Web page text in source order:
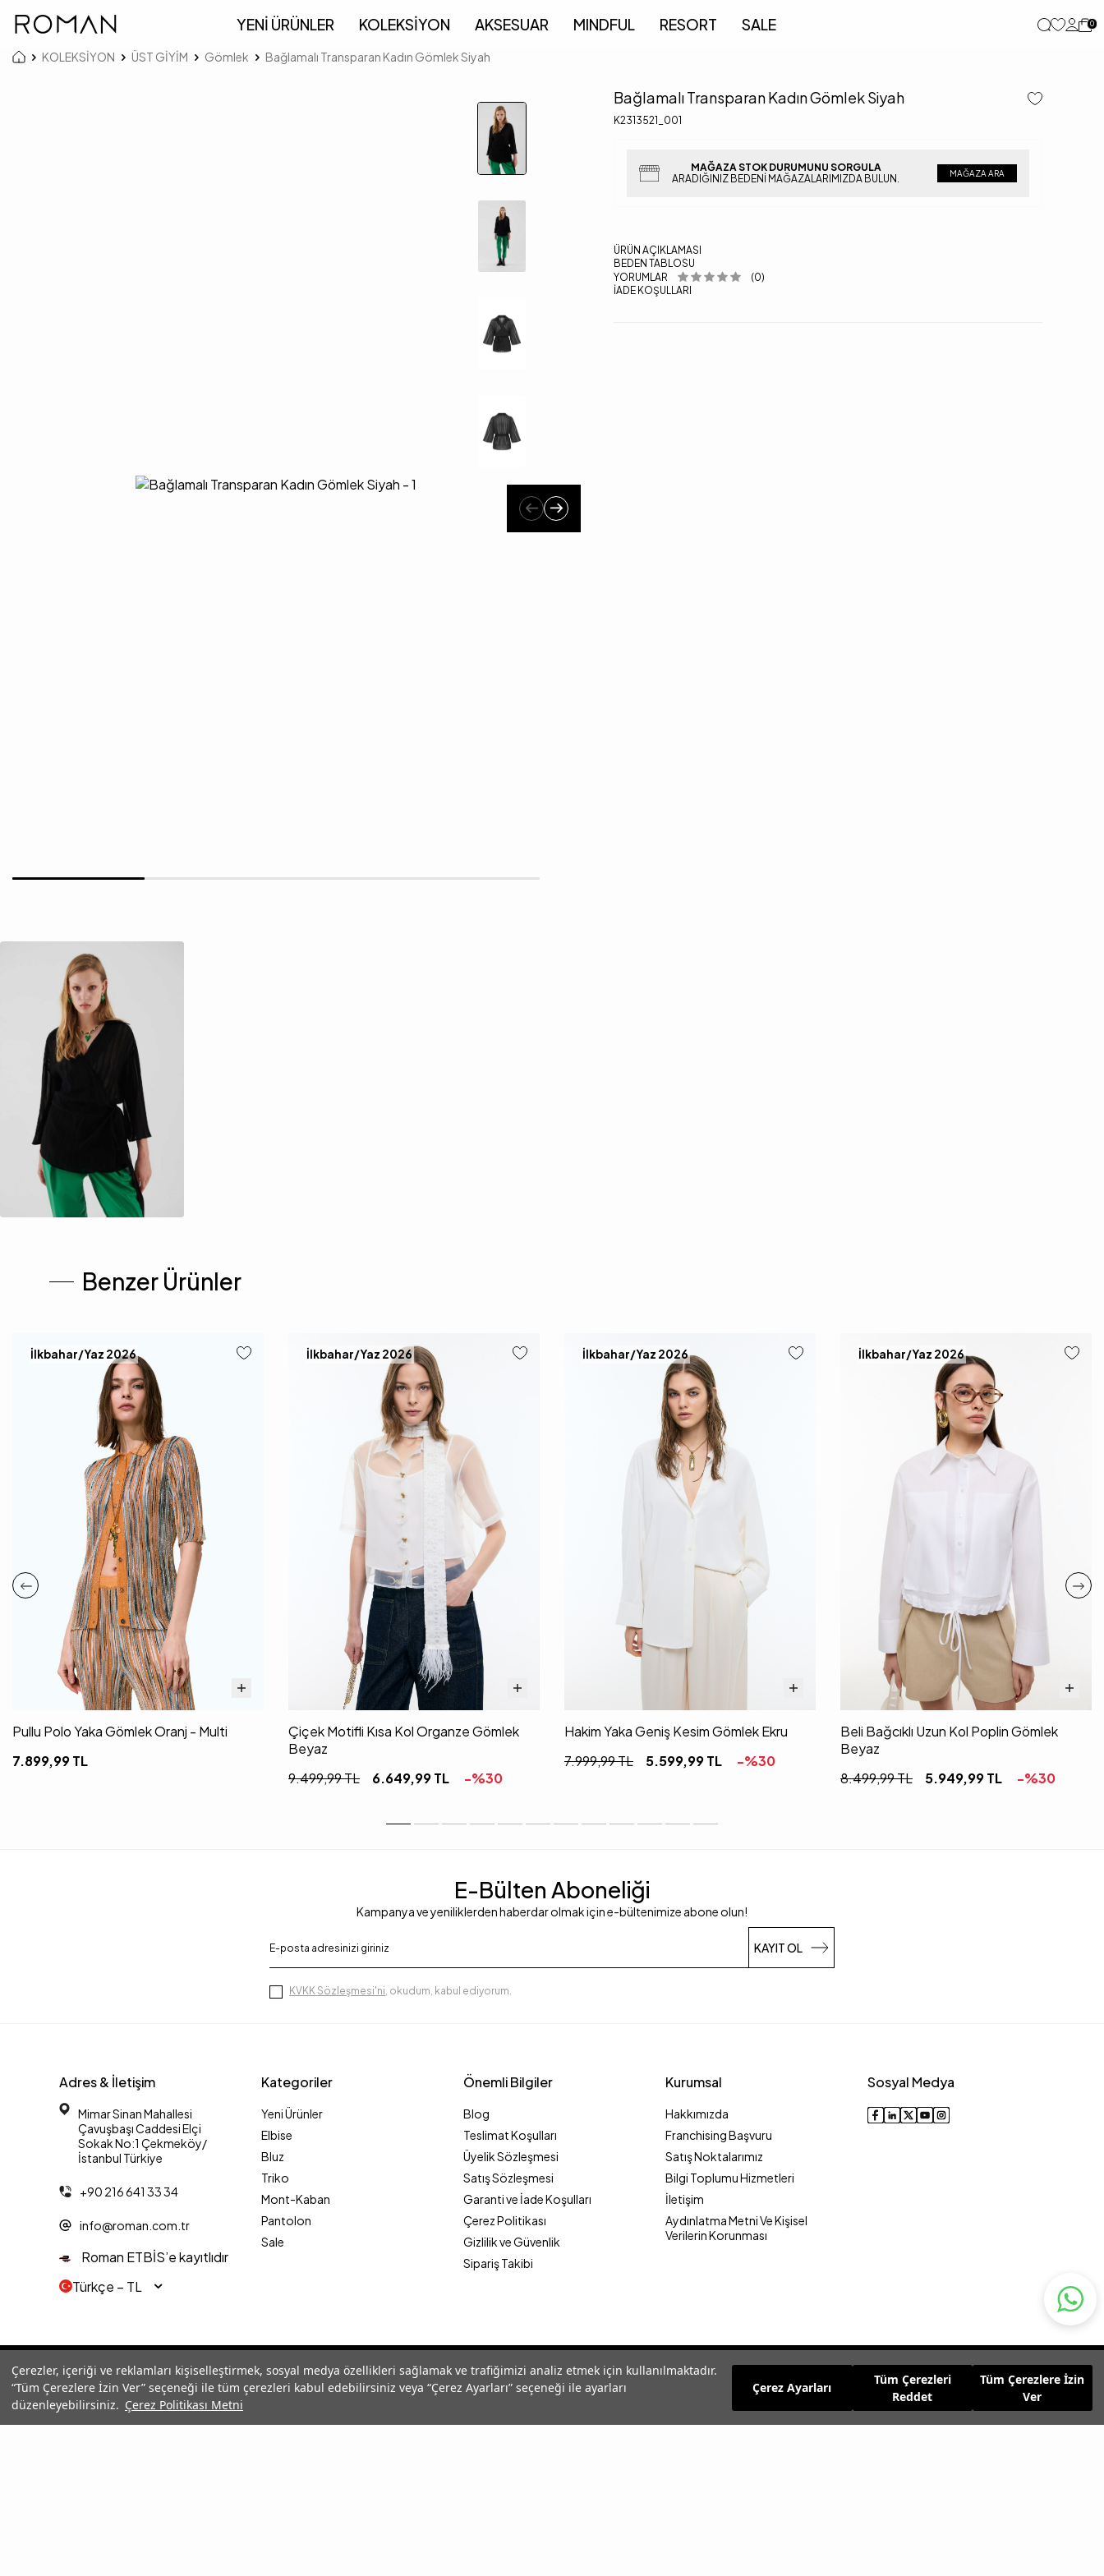
Çerezler, içeriği ve reklamları kişiselleştirmek, sosyal medya özellikleri sağlamak ve trafiğimizi analiz etmek için kullanılmaktadır.
“Tüm Çerezlere İzin Ver” seçeneği ile tüm çerezleri kabul edebilirsiniz veya “Çerez Ayarları” seçeneği ile ayarları
düzenleyebilirsiniz. Çerez Politikası Metni
Çerez Ayarları
Tüm Çerezleri
Reddet
Tüm Çerezlere İzin
Ver
YENİ ÜRÜNLER KOLEKSİYON AKSESUAR MINDFUL RESORT SALE 0
KOLEKSİYON ÜST GİYİM Gömlek Bağlamalı Transparan Kadın Gömlek Siyah
Bağlamalı Transparan Kadın Gömlek Siyah
K2313521_001
MAĞAZA STOK DURUMUNU SORGULA
ARADIĞINIZ BEDENI MAĞAZALARIMIZDA BULUN.
MAĞAZA ARA
ÜRÜN AÇIKLAMASI
BEDEN TABLOSU
YORUMLAR
(0)
İADE KOŞULLARI
Benzer Ürünler
İlkbahar/Yaz 2026
Pullu Polo Yaka Gömlek Oranj - Multi
7.899,99TL
İlkbahar/Yaz 2026
Çiçek Motifli Kısa Kol Organze Gömlek
Beyaz
9.499,99TL 6.649,99TL -%30
İlkbahar/Yaz 2026
Hakim Yaka Geniş Kesim Gömlek Ekru
7.999,99TL 5.599,99TL -%30
İlkbahar/Yaz 2026
Beli Bağcıklı Uzun Kol Poplin Gömlek
Beyaz
8.499,99TL 5.949,99TL -%30
E-Bülten Aboneliği
Kampanya ve yeniliklerden haberdar olmak için e-bültenimize abone olun!
KAYIT OL
KVKK Sözleşmesi'ni, okudum, kabul ediyorum.
Adres & İletişim
Mimar Sinan Mahallesi
Çavuşbaşı Caddesi Elçi
Sokak No:1 Çekmeköy/
İstanbul Türkiye
+90 216 641 33 34
info@roman.com.tr
Roman ETBİS’e kayıtlıdır
Türkçe − TL
Kategoriler
Yeni Ürünler
Elbise
Bluz
Triko
Mont-Kaban
Pantolon
Sale
Önemli Bilgiler
Blog
Teslimat Koşulları
Üyelik Sözleşmesi
Satış Sözleşmesi
Garanti ve İade Koşulları
Çerez Politikası
Gizlilik ve Güvenlik
Sipariş Takibi
Kurumsal
Hakkımızda
Franchising Başvuru
Satış Noktalarımız
Bilgi Toplumu Hizmetleri
İletişim
Aydınlatma Metni Ve Kişisel
Verilerin Korunması
Sosyal Medya
© 2025 Roman® Tüm Hakları Saklıdır, İzinsiz kullanılamaz